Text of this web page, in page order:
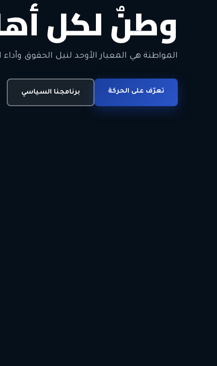
وطنٌ لكل
المواطنة هي المعيار الأوحد لنيل الحقوق وأداء
تعرّف على الحركة برنامجنا السياسي
معاً من أجل
الحرية • الوحدة • السلام • الديمقراطية
انضم للحركة اتصل بنا